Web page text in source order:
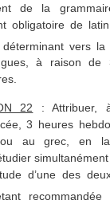
de la
obligatoire de
vers la
à raison de
22 : Attribuer,
3 heures
au grec, en
d’une des